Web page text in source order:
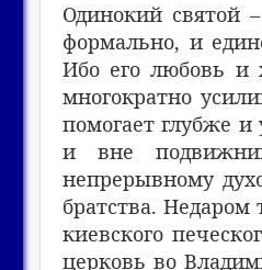
Одинокий святой
формально, и
Ибо его любовь и
многократно
помогает глубже
и вне
непрерывному
братства.
киевского
церковь во